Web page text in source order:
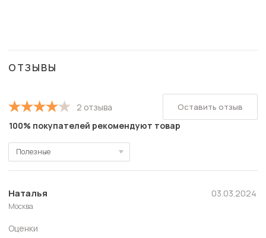
ОТЗЫВЫ
2 отзыва
100% покупателей рекомендуют товар
Полезные
Полезные
Новые
Старые
С высокой оценкой
Наталья
Москва
Оценки
03.03.2024
Оставить отзыв